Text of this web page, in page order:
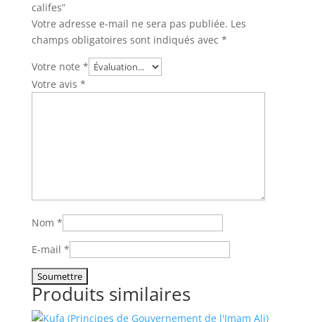
califes”
Votre adresse e-mail ne sera pas publiée. Les
champs obligatoires sont indiqués avec *
Votre note *
Votre avis *
Nom *
E-mail *
Produits similaires